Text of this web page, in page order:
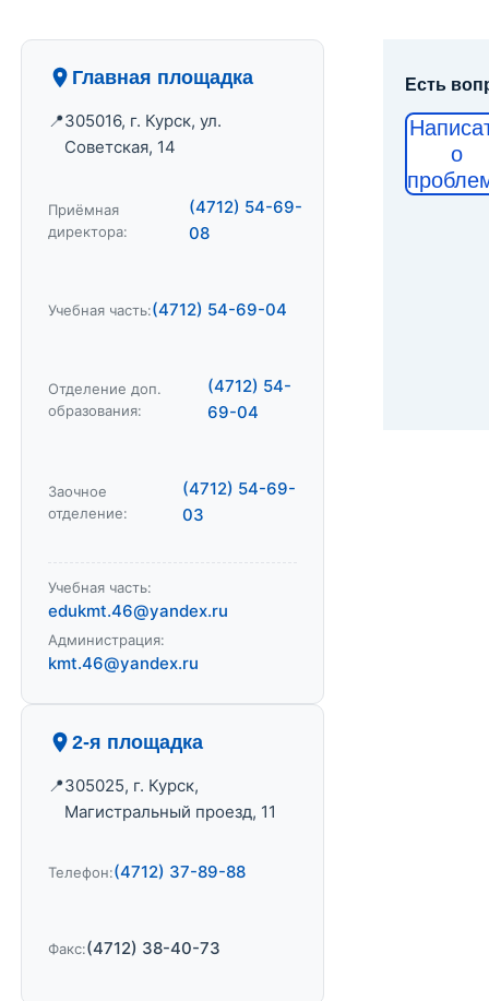
Главная площадка
305016, г. Курск, ул.
Советская, 14
Приёмная
директора:
(4712) 54-69-
08
Учебная часть:(4712) 54-69-04
Отделение доп.
образования:
(4712) 54-
69-04
Заочное
отделение:
(4712) 54-69-
03
Учебная часть:
edukmt.46@yandex.ru
Администрация:
kmt.46@yandex.ru
2-я площадка
305025, г. Курск,
Магистральный проезд, 11
Телефон:(4712) 37-89-88
Факс:(4712) 38-40-73
Есть
о